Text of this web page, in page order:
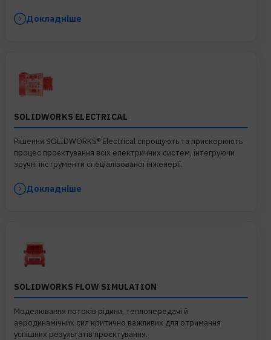
Докладніше
SOLIDWORKS ELECTRICAL
Рішення SOLIDWORKS® Electrical спрощують та прискорюють
процес проєктування всіх електричних систем, інтегруючи
зручні інструменти спеціалізованої інженерії.
Докладніше
SOLIDWORKS FLOW SIMULATION
Моделювання потоків рідини, теплопередачі й
аеродинамічних сил критично важливих для отримання
успішних результатів проєктування.